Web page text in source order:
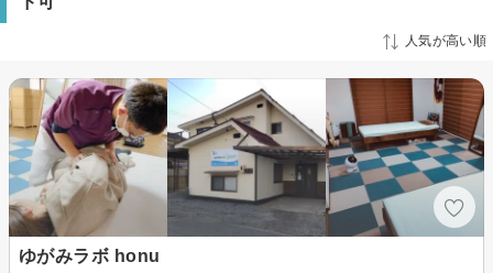
人気が高い順
ゆがみラボ honu